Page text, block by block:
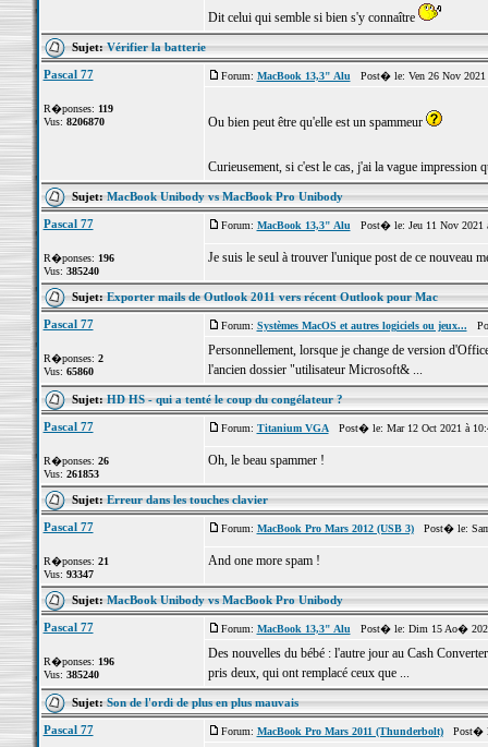
Dit celui qui semble si bien s'y connaître
Sujet:Vérifier la batterie
Pascal 77
R�ponses: 119
Vus: 8206870
Forum: MacBook 13,3" Alu Post� le: Ven 26 Nov
Ou bien peut être qu'elle est un spammeur
Curieusement, si c'est le cas, j'ai la vague impression
Sujet:MacBook Unibody vs MacBook Pro Unibody
Pascal 77
R�ponses: 196
Vus: 385240
Forum: MacBook 13,3" Alu Post� le: Jeu 11 Nov
Je suis le seul à trouver l'unique post de ce nouveau
Sujet:Exporter mails de Outlook 2011 vers récent Outlook pour Mac
Pascal 77
R�ponses: 2
Vus: 65860
Forum: Systèmes MacOS et autres logiciels ou jeux...
Personnellement, lorsque je change de version
l'ancien dossier "utilisateur Microsoft& ...
Sujet:HD HS - qui a tenté le coup du congélateur ?
Pascal 77
R�ponses: 26
Vus: 261853
Forum: Titanium VGAPost� le: Mar 12 Oct 2021 à
Oh, le beau spammer !
Sujet:Erreur dans les touches clavier
Pascal 77
R�ponses: 21
Vus: 93347
Forum: MacBook Pro Mars 2012 (USB 3)Post� le:
And one more spam !
Sujet:MacBook Unibody vs MacBook Pro Unibody
Pascal 77
R�ponses: 196
Vus: 385240
Forum: MacBook 13,3" Alu Post� le: Dim 15 Ao�
Des nouvelles du bébé : l'autre jour au Cash
pris deux, qui ont remplacé ceux que ...
Sujet:Son de l'ordi de plus en plus mauvais
Pascal 77 Forum: MacBook Pro Mars 2011 (Thunderbolt)Post�